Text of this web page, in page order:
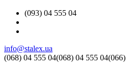
(093) 04 555 04
info@stalex.ua
(068) 04 555 04(068) 04 555 04(066)